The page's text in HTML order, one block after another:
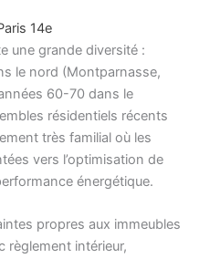
14e
une grande diversité :
le nord (Montparnasse,
60-70 dans le
résidentiels récents
très familial où les
vers l’optimisation de
énergétique.
propres aux immeubles
règlement intérieur,